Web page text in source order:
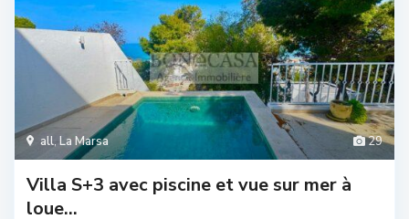
29
all, La Marsa
Villa S+3 avec piscine et vue sur mer à
loue...